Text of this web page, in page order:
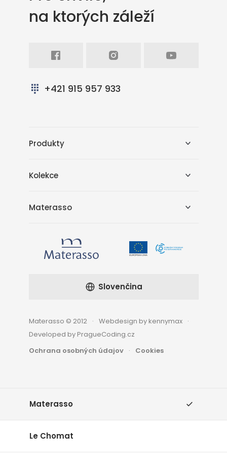
na ktorých záleží
+421 915 957 933
Produkty
Kolekce
Materasso
Materasso © 2012
Webdesign by kennymax
Developed by PragueCoding.cz
Ochrana osobných údajov
Cookies
Slovenčina
Materasso
Le Chomat